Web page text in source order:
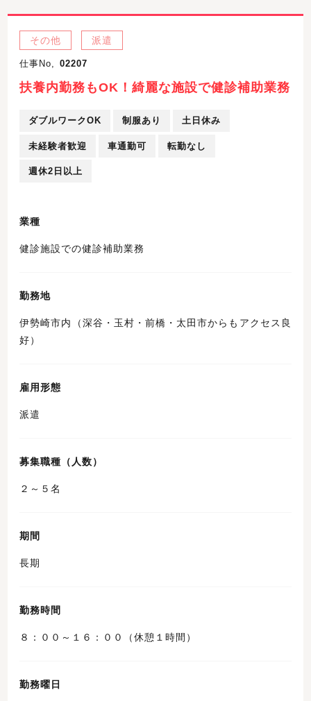
その他 派遣
仕事No, 02207
扶養内勤務もOK！綺麗な施設で健診補助業務
ダブルワークOK 制服あり 土日休み
未経験者歓迎 車通勤可 転勤なし
週休2日以上
業種
健診施設での健診補助業務
勤務地
伊勢崎市内（深谷・玉村・前橋・太田市からもアクセス良
好）
雇用形態
派遣
募集職種（人数）
２～５名
期間
長期
勤務時間
８：００～１６：００（休憩１時間）
勤務曜日